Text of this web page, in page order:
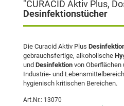
"CURACID Aktiv Plus,
Desinfektionstücher
Die Curacid Aktiv Plus
gebrauchsfertige, alkoholische
und Desinfektion von Oberflächen
Industrie- und
hygienisch kritischen Bereichen.
Art.Nr.: 13070